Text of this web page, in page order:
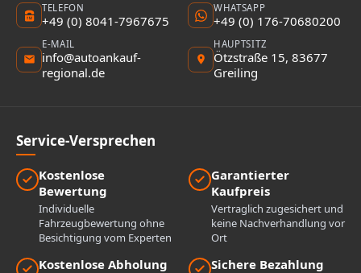
TELEFON
+49 (0) 8041-7967675
WHATSAPP
+49 (0) 176-70680200
E-MAIL
info@autoankauf-
regional.de
HAUPTSITZ
Ötzstraße 15, 83677
Greiling
Service-Versprechen
Kostenlose
Bewertung
Individuelle
Fahrzeugbewertung ohne
Besichtigung vom Experten
Garantierter
Kaufpreis
Vertraglich zugesichert und
keine Nachverhandlung vor
Ort
Kostenlose Abholung Sichere Bezahlung